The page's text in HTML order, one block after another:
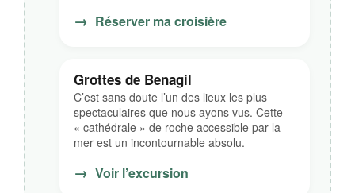
→ Réserver ma croisière
Grottes de Benagil
C’est sans doute l’un des lieux les plus
spectaculaires que nous ayons vus. Cette
« cathédrale » de roche accessible par la
mer est un incontournable absolu.
→ Voir l’excursion